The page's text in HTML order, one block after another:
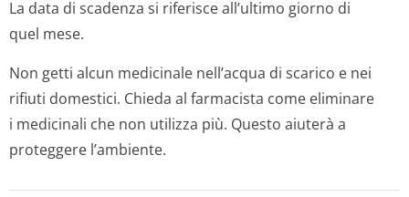
La data di scadenza si riferisce all’ultimo giorno di
quel mese.
Non getti alcun medicinale nell’acqua di scarico e nei
rifiuti domestici. Chieda al farmacista come eliminare
i medicinali che non utilizza più. Questo aiuterà a
proteggere l’ambiente.